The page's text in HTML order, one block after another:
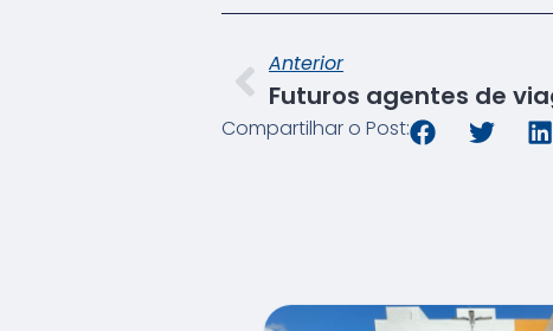
Anterior
Compartilhar o Post: